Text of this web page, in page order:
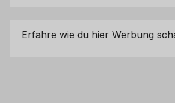
Erfahre wie du hier Werbung